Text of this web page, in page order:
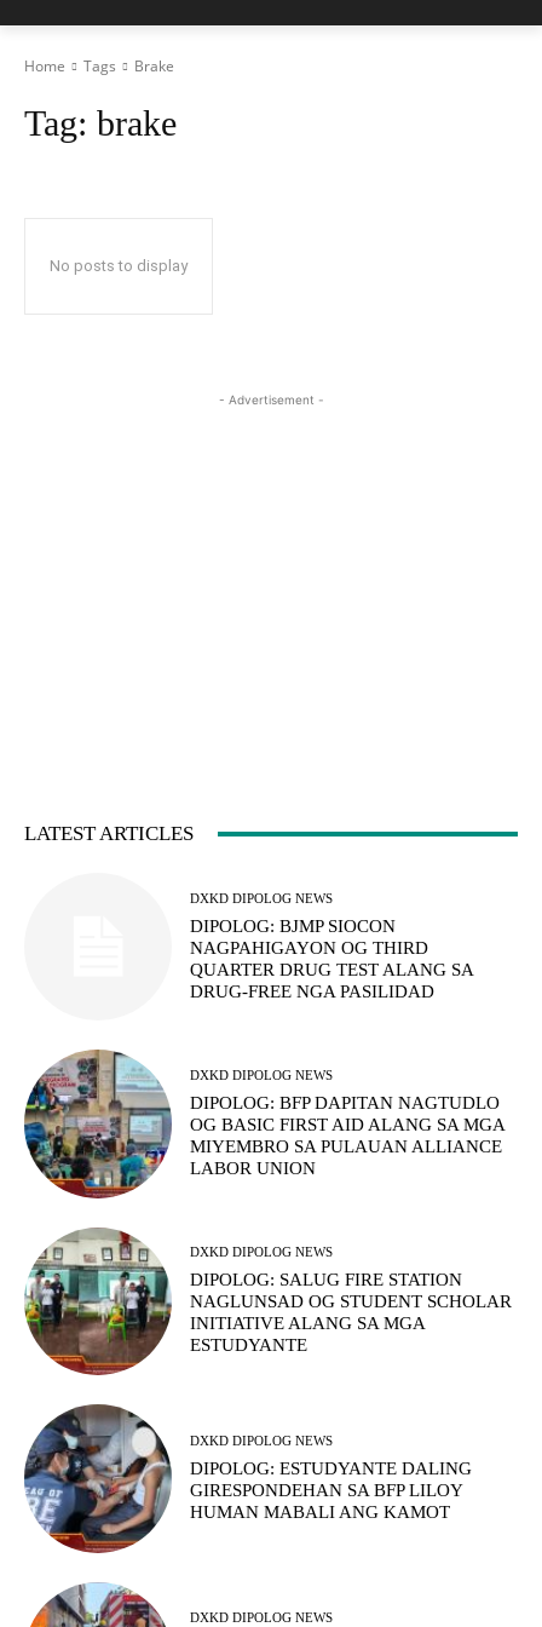
Home Tags Brake
Tag: brake
No posts to display
- Advertisement -
LATEST ARTICLES
DXKD DIPOLOG NEWS
DIPOLOG: BJMP SIOCON
NAGPAHIGAYON OG THIRD
QUARTER DRUG TEST ALANG SA
DRUG-FREE NGA PASILIDAD
DXKD DIPOLOG NEWS
DIPOLOG: BFP DAPITAN NAGTUDLO
OG BASIC FIRST AID ALANG SA MGA
MIYEMBRO SA PULAUAN ALLIANCE
LABOR UNION
DXKD DIPOLOG NEWS
DIPOLOG: SALUG FIRE STATION
NAGLUNSAD OG STUDENT SCHOLAR
INITIATIVE ALANG SA MGA
ESTUDYANTE
DXKD DIPOLOG NEWS
DIPOLOG: ESTUDYANTE DALING
GIRESPONDEHAN SA BFP LILOY
HUMAN MABALI ANG KAMOT
DXKD DIPOLOG NEWS